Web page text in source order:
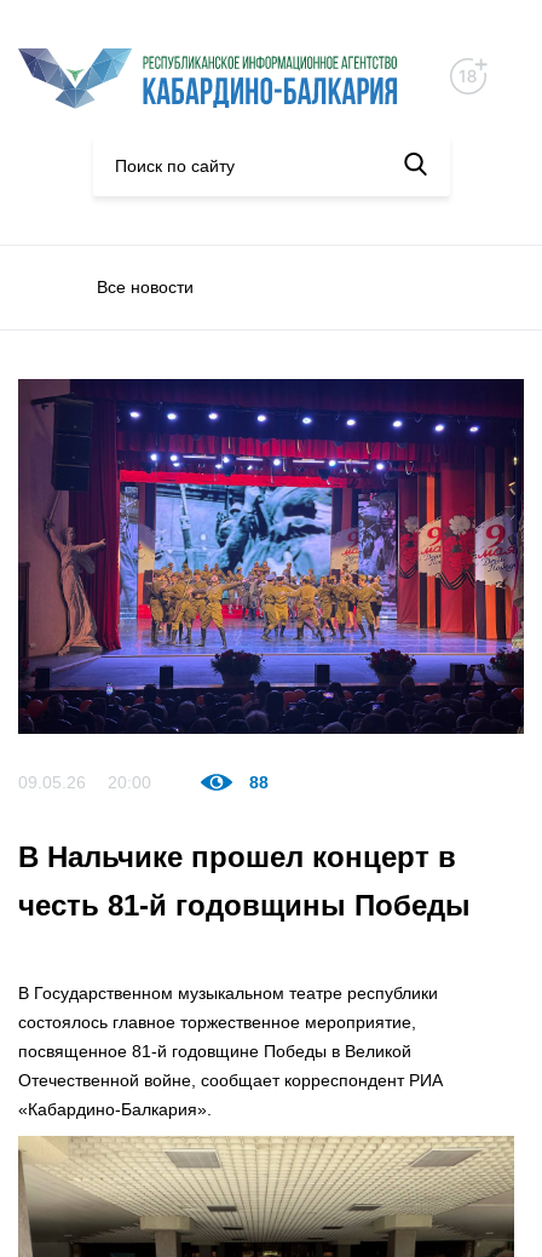
Все новости
С Днем Победы!
09.05.26 20:00 88
В Нальчике прошел концерт в
честь 81-й годовщины Победы
В Государственном музыкальном театре республики
состоялось главное торжественное мероприятие,
посвященное 81-й годовщине Победы в Великой
Отечественной войне, сообщает корреспондент РИА
«Кабардино-Балкария».